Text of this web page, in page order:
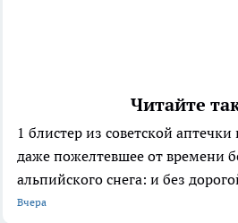
Читайте
1 блистер из советской
даже пожелтевшее от времени
альпийского снега: и без
Вчера